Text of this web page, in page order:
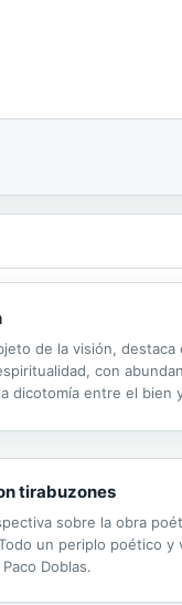
de la visión,
con
dicotomía entre el bien
tirabuzones
sobre la obra
un periplo poético
Doblas.